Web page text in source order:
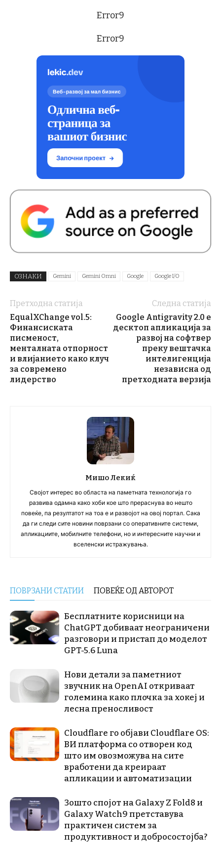
Error9
Error9
ОЗНАКИ Gemini Gemini Omni Google Google I/O
Претходна статија
EqualXChange vol.5:
Финансиската
писменост,
менталната отпорност
и влијанието како клуч
за современо
лидерство
Следна статија
Google Antigravity 2.0 e
десктоп апликација за
развој на софтвер
преку вештачка
интелигенција
независна од
претходната верзија
Мишо Лекиќ
Својот интерес во областа на паметната технологија го
развива одамна како хоби кое што прераснува во нешто
повеќе, па резултатот на тоа е и развојот на овој портал. Сака
да ги следи сите новини поврзани со оперативните системи,
апликациите, мобилните телефони, но и интересните научни и
вселенски истражувања.
ПОВРЗАНИ СТАТИИ ПОВЕЌЕ ОД АВТОРОТ
Бесплатните корисници на
ChatGPT добиваат неограничени
разговори и пристап до моделот
GPT-5.6 Luna
Нови детали за паметниот
звучник на OpenAI откриваат
големина како плочка за хокеј и
лесна преносливост
Cloudflare го објави Cloudflare OS:
ВИ платформа со отворен код
што им овозможува на сите
вработени да креираат
апликации и автоматизации
Зошто спојот на Galaxy Z Fold8 и
Galaxy Watch9 претставува
практичен систем за
продуктивност и добросостојба?